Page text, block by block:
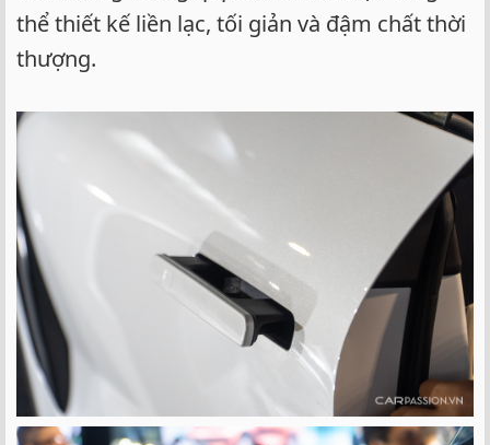
thể thiết kế liền lạc, tối giản và đậm chất thời
thượng.